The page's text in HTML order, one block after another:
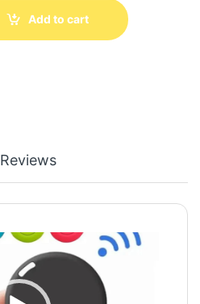
Add to cart
Reviews